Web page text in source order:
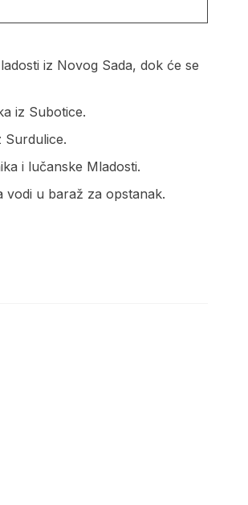
iz Novog Sada, dok će se
iz Subotice.
Surdulice.
i lučanske Mladosti.
vodi u baraž za opstanak.